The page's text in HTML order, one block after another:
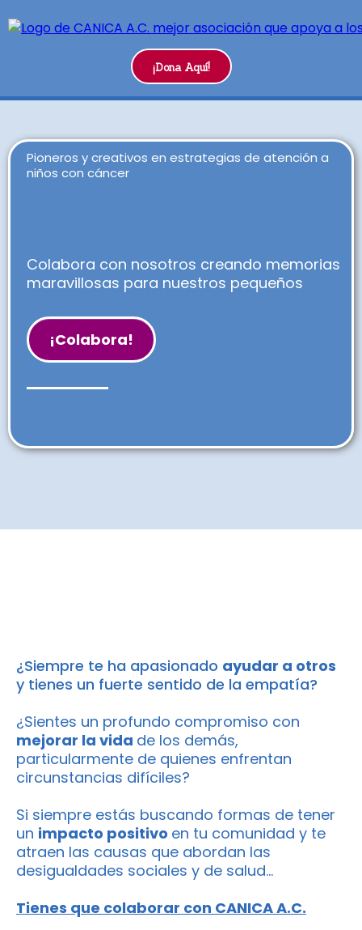
¡Dona Aquí!
Pioneros y creativos en estrategias de atención a
niños con cáncer
Colabora con nosotros creando memorias
maravillosas para nuestros pequeños
¡Colabora!
¿Siempre te ha apasionado ayudar a otros
y tienes un fuerte sentido de la empatía?
¿Sientes un profundo compromiso con
mejorar la vida de los demás,
particularmente de quienes enfrentan
circunstancias difíciles?
Si siempre estás buscando formas de tener
un impacto positivo en tu comunidad y te
atraen las causas que abordan las
desigualdades sociales y de salud…
Tienes que colaborar con CANICA A.C.